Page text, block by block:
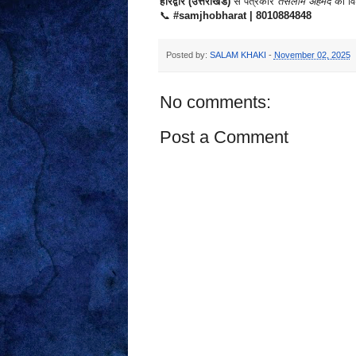
📞 #samjhobharat | 8010884848
Posted by: SALAM KHAKI - November 02, 2025
No comments:
Post a Comment